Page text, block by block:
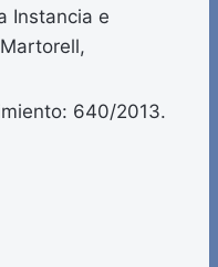
Instancia e
640/2013.